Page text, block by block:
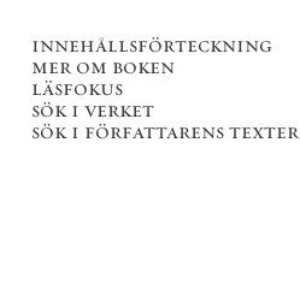
innehållsförteckning
mer om boken
läsfokus
sök i verket
sök i författarens texter